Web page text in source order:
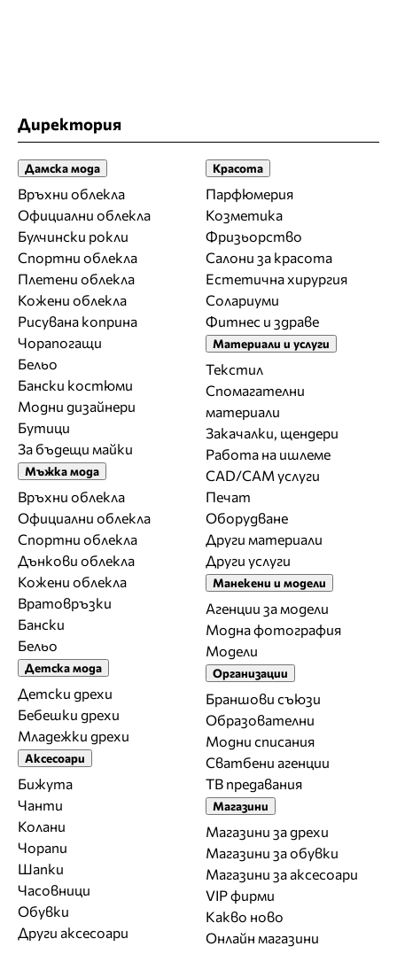
Директория
Дамска мода
Връхни облекла
Официални облекла
Булчински рокли
Спортни облекла
Плетени облекла
Кожени облекла
Рисувана коприна
Чорапогащи
Бельо
Бански костюми
Модни дизайнери
Бутици
За бъдещи майки
Мъжка мода
Връхни облекла
Официални облекла
Спортни облекла
Дънкови облекла
Кожени облекла
Вратовръзки
Бански
Бельо
Детска мода
Детски дрехи
Бебешки дрехи
Младежки дрехи
Аксесоари
Бижута
Чанти
Колани
Чорапи
Шапки
Часовници
Обувки
Други аксесоари
Красота
Парфюмерия
Козметика
Фризьорство
Салони за красота
Естетична хирургия
Солариуми
Фитнес и здраве
Материали и услуги
Текстил
Спомагателни
материали
Закачалки, щендери
Работа на ишлеме
CAD/CAM услуги
Печат
Оборудване
Други материали
Други услуги
Манекени и модели
Агенции за модели
Модна фотография
Модели
Организации
Браншови съюзи
Образователни
Модни списания
Сватбени агенции
ТВ предавания
Магазини
Магазини за дрехи
Магазини за обувки
Магазини за aксесоари
VIP фирми
Какво ново
Онлайн магазини